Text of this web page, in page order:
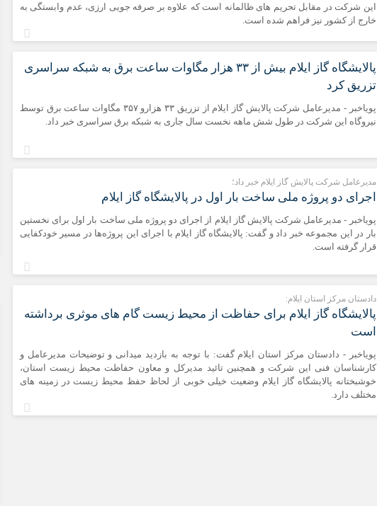
این شرکت در مقابل تحریم های ظالمانه است که علاوه بر صرفه جویی ارزی، عدم وابستگی به
خارج از کشور نیز فراهم شده است.
پالایشگاه گاز ایلام بیش از ۳۳ هزار مگاوات ساعت برق به شبکه سراسری
تزریق کرد
پویاخبر - مدیرعامل شرکت پالایش گاز ایلام از تزریق ۳۳ هزارو ۳۵۷ مگاوات ساعت برق توسط
نیروگاه این شرکت در طول شش ماهه نخست سال جاری به شبکه برق سراسری خبر داد.
مدیرعامل شرکت پالایش گاز ایلام خبر داد؛
اجرای دو پروژه ملی ساخت بار اول در پالایشگاه گاز ایلام
پویاخبر - مدیرعامل شرکت پالایش گاز ایلام از اجرای دو پروژه ملی ساخت بار اول برای نخستین
بار در این مجموعه خبر داد و گفت: پالایشگاه گاز ایلام با اجرای این پروژه‌ها در مسیر خودکفایی
قرار گرفته است.
دادستان مرکز استان ایلام:
پالایشگاه گاز ایلام برای حفاظت از محیط زیست گام های موثری برداشته
است
پویاخبر - دادستان مرکز استان ایلام گفت: با توجه به بازدید میدانی و توضیحات مدیرعامل و
کارشناسان فنی این شرکت و همچنین تائید مدیرکل و معاون حفاظت محیط زیست استان،
خوشبختانه پالایشگاه گاز ایلام وضعیت خیلی خوبی از لحاظ حفظ محیط زیست در زمینه های
مختلف دارد.